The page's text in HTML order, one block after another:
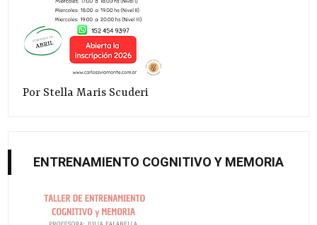
Por Stella Maris Scuderi
ENTRENAMIENTO COGNITIVO Y MEMORIA